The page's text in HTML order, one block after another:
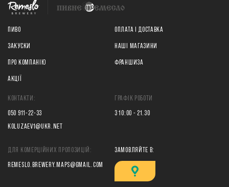
ГРАФІК РОБОТИ
З 10:00 - 21.30
КОНТАКТИ:
050 911-22-33
KOLUZAEV1@UKR.NET
ДЛЯ КОМЕРЦІЙНИХ ПРОПОЗИЦІЙ:
REMESLO.BREWERY.MAPS@GMAIL.COM
ЗАМОВЛЯЙТЕ В:
ПИВО
ЗАКУСКИ
ПРО КОМПАНІЮ
АКЦІЇ
ОПЛАТА І ДОСТАВКА
НАШІ МАГАЗИНИ
ФРАНШИЗА